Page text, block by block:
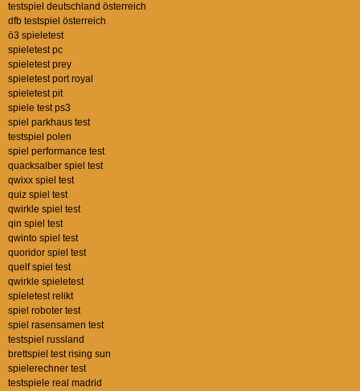
testspiel deutschland österreich
dfb testspiel österreich
ö3 spieletest
spieletest pc
spieletest prey
spieletest port royal
spieletest pit
spiele test ps3
spiel parkhaus test
testspiel polen
spiel performance test
quacksalber spiel test
qwixx spiel test
quiz spiel test
qwirkle spiel test
qin spiel test
qwinto spiel test
quoridor spiel test
quelf spiel test
qwirkle spieletest
spieletest relikt
spiel roboter test
spiel rasensamen test
testspiel russland
brettspiel test rising sun
spielerechner test
testspiele real madrid